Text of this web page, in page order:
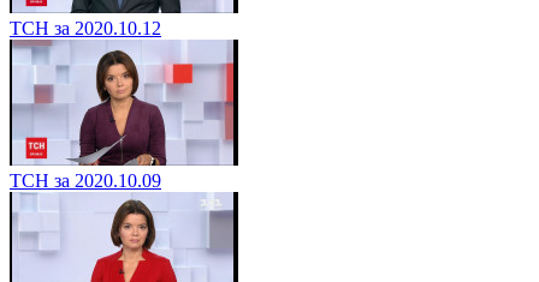
ТСН за 2020.10.12
ТСН за 2020.10.09